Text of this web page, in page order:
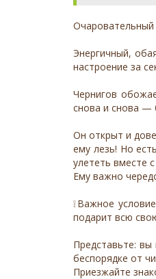
Энергичный,
настроение за
Чернигов
снова и снова —
Он открыт и
ему лезь! Но
улететь вместе
Ему важно
❕Важное
подарит всю
Представьте:
беспорядке от
Приезжайте